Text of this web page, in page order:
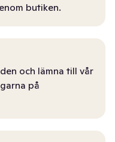
butiken.
och lämna till vår
på